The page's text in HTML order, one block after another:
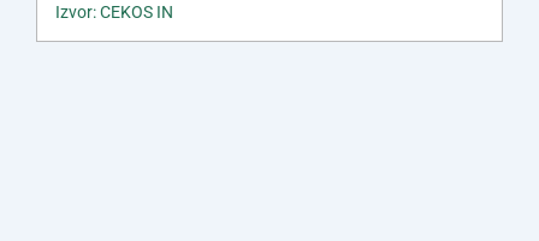
Izvor: CEKOS IN